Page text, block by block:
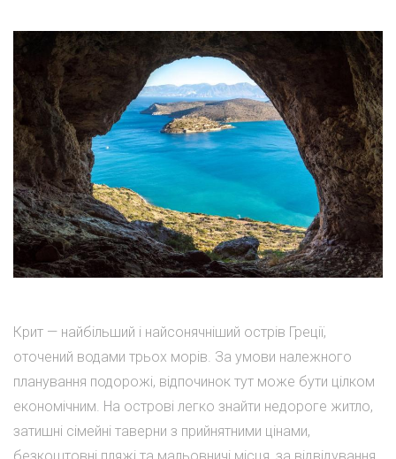
Крит — найбільший і найсонячніший острів Греції,
оточений водами трьох морів. За умови належного
планування подорожі, відпочинок тут може бути цілком
економічним. На острові легко знайти недороге житло,
затишні сімейні таверни з прийнятними цінами,
безкоштовні пляжі та мальовничі місця, за відвідування